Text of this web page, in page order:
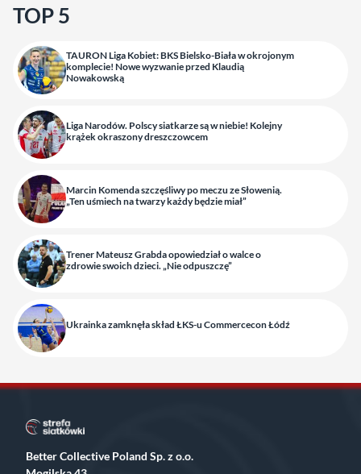
TOP 5
TAURON Liga Kobiet: BKS Bielsko-Biała w okrojonym
komplecie! Nowe wyzwanie przed Klaudią
Nowakowską
Liga Narodów. Polscy siatkarze są w niebie! Kolejny
krążek okraszony dreszczowcem
Marcin Komenda szczęśliwy po meczu ze Słowenią.
„Ten uśmiech na twarzy każdy będzie miał”
Trener Mateusz Grabda opowiedział o walce o
zdrowie swoich dzieci. „Nie odpuszczę”
Ukrainka zamknęła skład ŁKS-u Commercecon Łódź
Better Collective Poland Sp. z o.o.